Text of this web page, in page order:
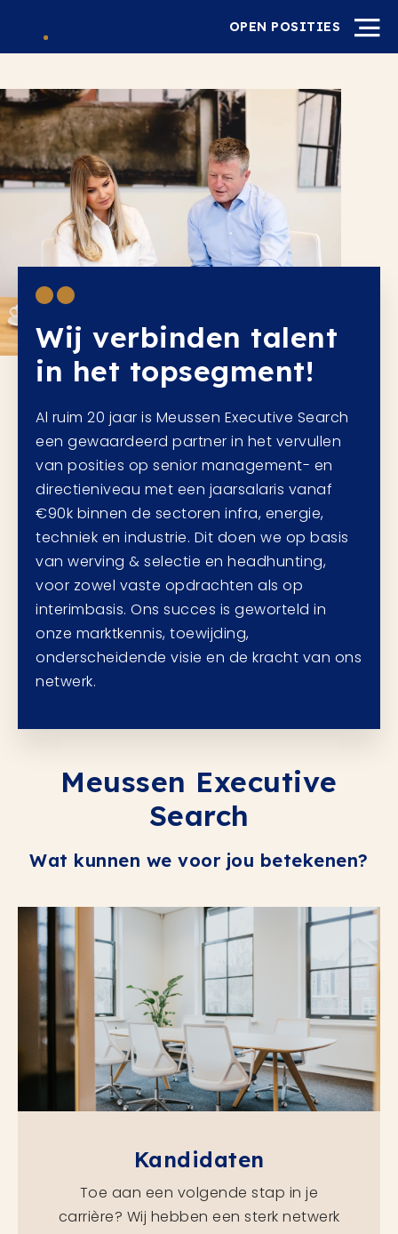
OPEN POSITIES
Wij verbinden talent
in het topsegment!
Al ruim 20 jaar is Meussen Executive Search
een gewaardeerd partner in het vervullen
van posities op senior management- en
directieniveau met een jaarsalaris vanaf
€90k binnen de sectoren infra, energie,
techniek en industrie. Dit doen we op basis
van werving & selectie en headhunting,
voor zowel vaste opdrachten als op
interimbasis. Ons succes is geworteld in
onze marktkennis, toewijding,
onderscheidende visie en de kracht van ons
netwerk.
Meussen Executive
Search
Wat kunnen we voor jou betekenen?
Kandidaten
Toe aan een volgende stap in je
carrière? Wij hebben een sterk netwerk